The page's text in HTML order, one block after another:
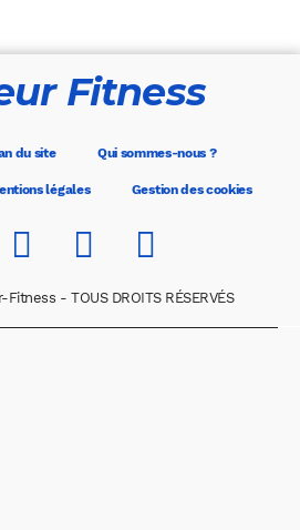
Fitness
du site Qui sommes-nous ?
légales Gestion des cookies
- TOUS DROITS RÉSERVÉS